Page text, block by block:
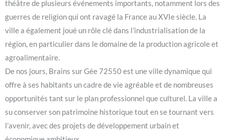
théâtre de plusieurs événements importants, notamment lors des
guerres de religion qui ont ravagé la France au XVIe siècle. La
ville a également joué un rôle clé dans l’industrialisation de la
région, en particulier dans le domaine de la production agricole et
agroalimentaire.
De nos jours, Brains sur Gée 72550 est une ville dynamique qui
offre à ses habitants un cadre de vie agréable et de nombreuses
opportunités tant sur le plan professionnel que culturel. La ville a
su conserver son patrimoine historique tout en se tournant vers
l’avenir, avec des projets de développement urbain et